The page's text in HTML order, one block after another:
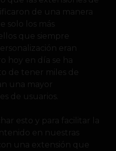
de una manera
solo los más
que siempre
eran
hoy en día se ha
de tener miles de
una mayor
de usuarios.
esto y para facilitar la
en nuestras
una extensión que